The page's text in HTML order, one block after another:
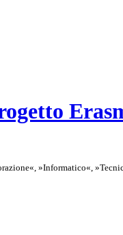
»Informatico«,